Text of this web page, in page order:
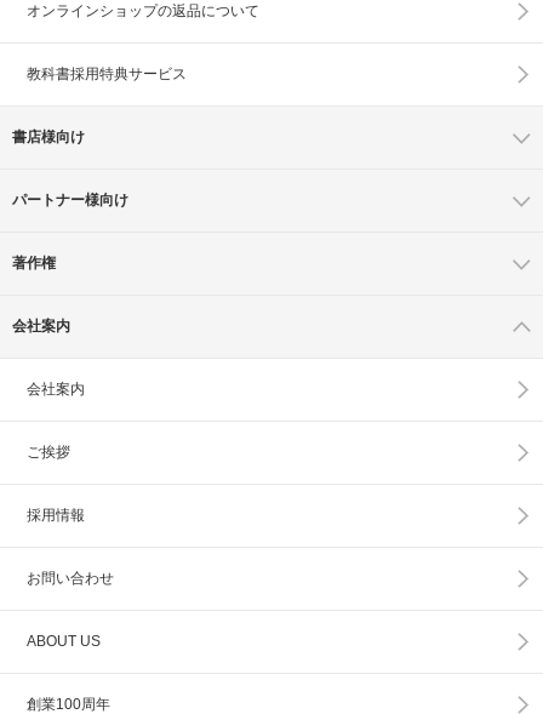
オンラインショップの返品について
教科書採用特典サービス
書店様向け
パートナー様向け
著作権
会社案内
会社案内
ご挨拶
採用情報
お問い合わせ
ABOUT US
創業100周年